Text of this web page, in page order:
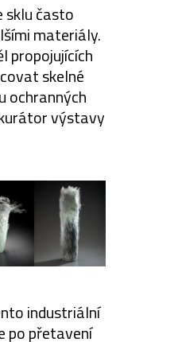
sklu často
materiály.
propojujících
skelné
ochranných
výstavy
industriální
po přetavení